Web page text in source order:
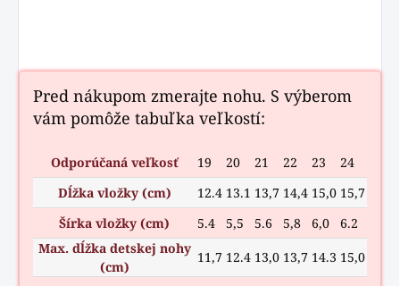
Pred nákupom zmerajte nohu. S výberom
vám pomôže tabuľka veľkostí:
Odporúčaná veľkosť 19 20 21 22 23
24
Dĺžka vložky (cm)
12.4 13.1 13,7 14,4 15,0 15,7
Šírka vložky (cm)
5.4 5,5 5.6 5,8 6,0
6.2
Max. dĺžka detskej nohy
(cm)
11,7 12.4 13,0 13,7 14.3 15,0